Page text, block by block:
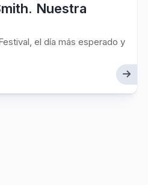
Nuestra
el día más esperado y